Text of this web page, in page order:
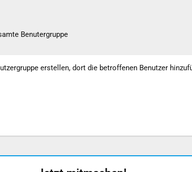
Benutergruppe
erstellen, dort die betroffenen Benutzer